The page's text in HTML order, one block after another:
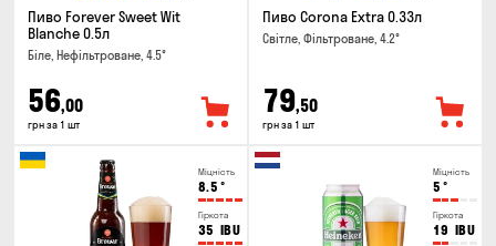
Пиво Forever Sweet Wit
Blanche 0.5л
Біле, Нефільтроване, 4.5°
56,00
грн за 1 шт
Пиво Corona Extra 0.33л
Світле, Фільтроване, 4.2°
79,50
грн за 1 шт
Міцність
8.5 °
Гіркота
35 IBU
Міцність
5 °
Гіркота
19 IBU